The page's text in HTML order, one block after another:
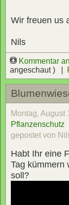
Wir freuen us
Nils
Kommentar
angeschaut ) |
Montag, August
Pflanzenschutz
gepostet von
Habt Ihr eine
Tag kümmern
soll?